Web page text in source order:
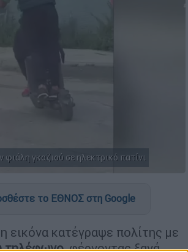
φιάλη γκαζιού σε ηλεκτρικό πατίνι
το ΕΘΝΟΣ στη Google
εικόνα κατέγραψε πολίτης με
τηλέφωνο,φέρνοντας ξανά